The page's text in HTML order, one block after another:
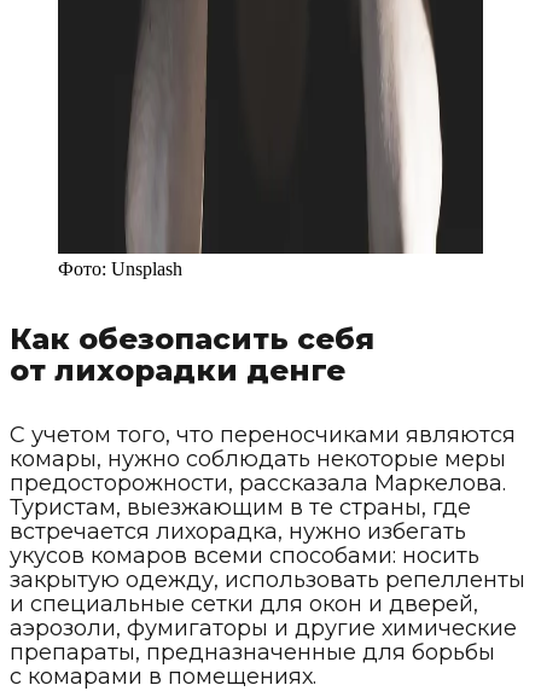
Фото: Unsplash
Как обезопасить себя
от лихорадки денге
С учетом того, что переносчиками являются
комары, нужно соблюдать некоторые меры
предосторожности, рассказала Маркелова.
Туристам, выезжающим в те страны, где
встречается лихорадка, нужно избегать
укусов комаров всеми способами: носить
закрытую одежду, использовать репелленты
и специальные сетки для окон и дверей,
аэрозоли, фумигаторы и другие химические
препараты, предназначенные для борьбы
с комарами в помещениях.